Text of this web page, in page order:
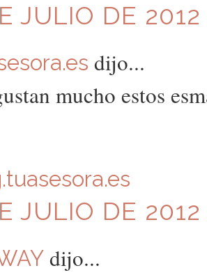
JULIO DE 2012
dijo...
mucho estos
JULIO DE 2012
dijo...